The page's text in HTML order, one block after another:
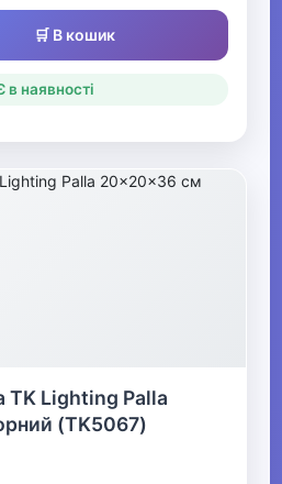
🛒 В кошик
в наявності
TK Lighting Palla
(TK5067)